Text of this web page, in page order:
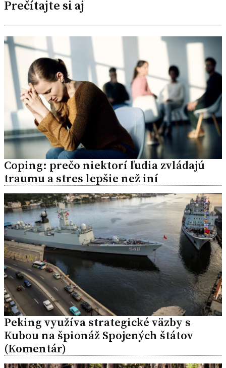
Prečítajte si aj
Coping: prečo niektorí ľudia zvládajú
traumu a stres lepšie než iní
Peking využíva strategické väzby s
Kubou na špionáž Spojených štátov
(Komentár)